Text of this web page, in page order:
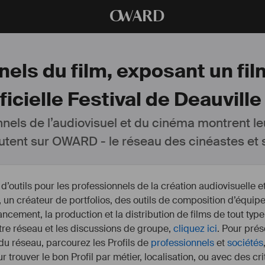
OWARD
du film, exposant un
Festival de Deauville
de l’audiovisuel et du cinéma montrent
sur OWARD - le réseau des cinéastes et
pour les professionnels de la création audiovisuelle
créateur de portfolios, des outils de composition
la production et la distribution de films de tout
réseau et les discussions de groupe, cliquez ici. Pour
réseau, parcourez les Profils de professionnelsetsociétés
trouver le bon Profil par métier, localisation, ou avec des